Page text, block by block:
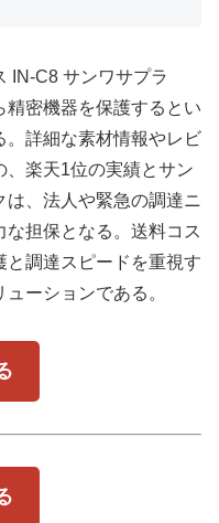
IN-C8 サンワサプラ
精密機器を保護するとい
。詳細な素材情報やレビ
、楽天1位の実績とサン
、法人や緊急の調達ニ
担保となる。送料コス
と調達スピードを重視す
ーションである。